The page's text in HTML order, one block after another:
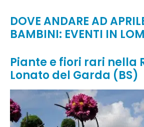
DOVE ANDARE AD
BAMBINI: EVENTI IN
Piante e fiori rari nella
Lonato del Garda (BS)